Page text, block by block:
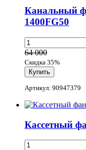
Канальный
1400FG50
64 000
Скидка 35%
Артикул: 90947379
Кассетный